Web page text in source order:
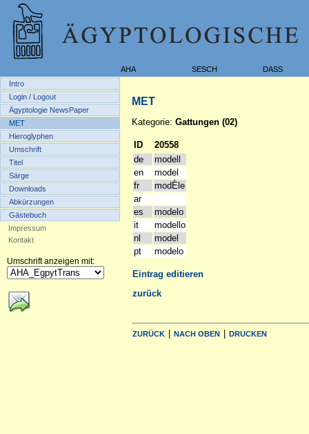
AHA SESCH
DASS
Intro
Login / Logout
Ägyptologie NewsPaper
MET
Hieroglyphen
Umschrift
Titel
Särge
Downloads
Abkürzungen
Gästebuch
Impressum
Kontakt
Umschrift anzeigen mit:
MET
Kategorie: Gattungen (02)
ID
20558
de
modell
en
model
fr
modÈle
ar
es
modelo
it
modello
nl
model
pt
modelo
Eintrag editieren
zurück
ZURÜCK | NACH OBEN | DRUCKEN